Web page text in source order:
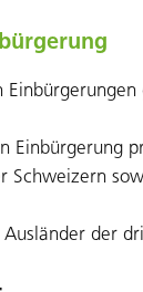
Einbürgerung
Schweizern
der